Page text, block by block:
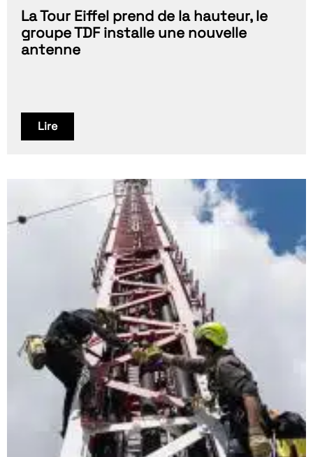
La Tour Eiffel prend de la hauteur, le
groupe TDF installe une nouvelle
antenne
Lire